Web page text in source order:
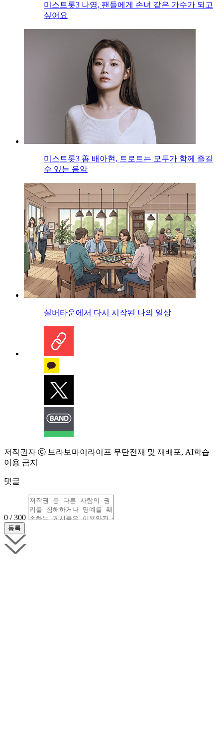
미스트롯3 나영, 팬들에게 손녀 같은 가수가 되고
싶어요
미스트롯3 善 배아현, 트로트는 모두가 함께 즐길
수 있는 음악
실버타운에서 다시 시작된 나의 일상
저작권자 ⓒ 브라보마이라이프 무단전재 및 재배포, AI학습
이용 금지
댓글
0 / 300